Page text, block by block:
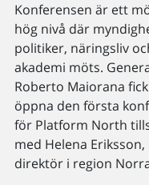
Konferensen är ett
hög nivå där
politiker, näringsliv
akademi möts.
Roberto Maiorana
öppna den första
för Platform North
med Helena
direktör i region